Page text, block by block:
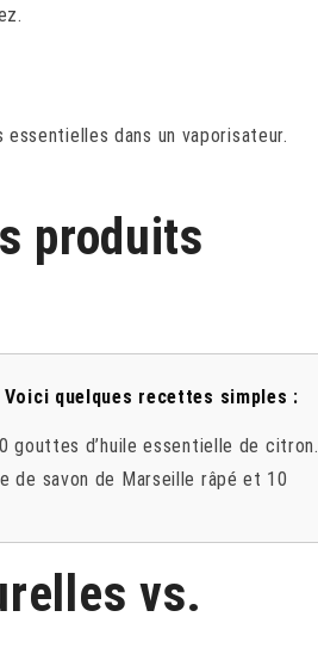
dans un vaporisateur.
produits
quelques recettes simples :
gouttes d’huile essentielle de citron.
de savon de Marseille râpé et 10
vs.